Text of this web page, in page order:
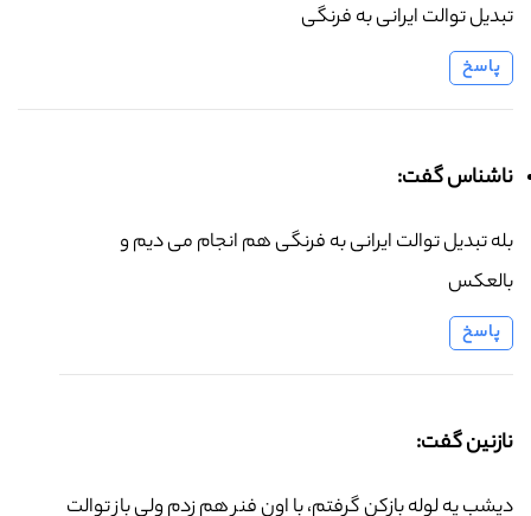
تبدیل توالت ایرانی به فرنگی
پاسخ
ناشناس گفت:
بله تبدیل توالت ایرانی به فرنگی هم انجام می دیم و
بالعکس
پاسخ
نازنین گفت:
دیشب یه لوله بازکن گرفتم، با اون فنر هم زدم ولی باز توالت